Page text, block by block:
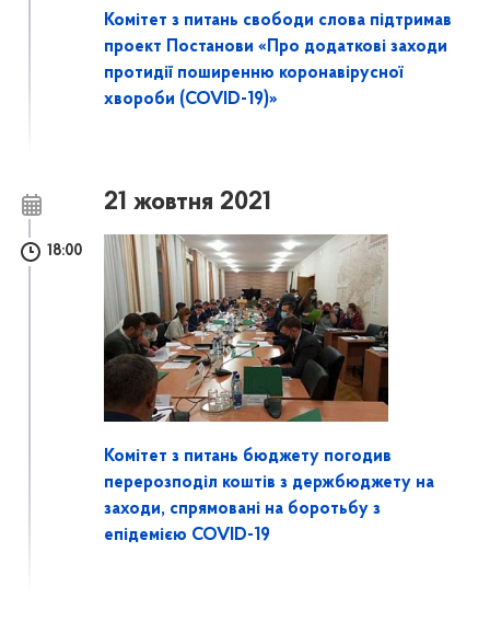
Комітет з питань свободи слова підтримав
проект Постанови «Про додаткові заходи
протидії поширенню коронавірусної
хвороби (COVID-19)»
21 жовтня 2021
18:00
Комітет з питань бюджету погодив
перерозподіл коштів з держбюджету на
заходи, спрямовані на боротьбу з
епідемією COVID-19